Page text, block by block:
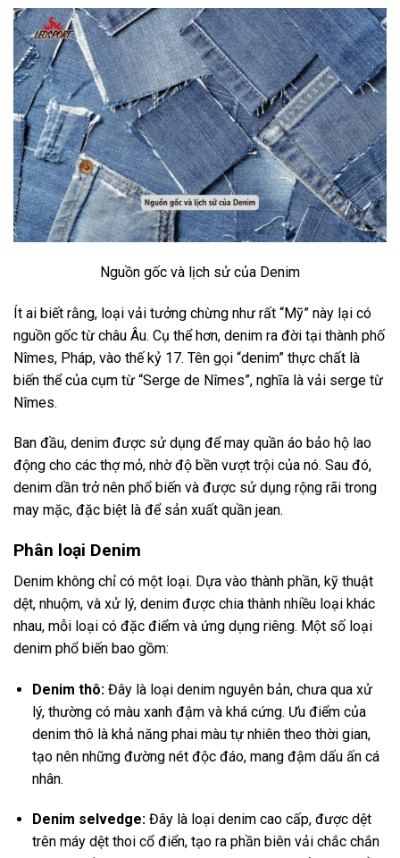
Nguồn gốc và lịch sử của Denim
Ít ai biết rằng, loại vải tưởng chừng như rất “Mỹ” này lại có
nguồn gốc từ châu Âu. Cụ thể hơn, denim ra đời tại thành phố
Nîmes, Pháp, vào thế kỷ 17. Tên gọi “denim” thực chất là
biến thể của cụm từ “Serge de Nîmes”, nghĩa là vải serge từ
Nîmes.
Ban đầu, denim được sử dụng để may quần áo bảo hộ lao
động cho các thợ mỏ, nhờ độ bền vượt trội của nó. Sau đó,
denim dần trở nên phổ biến và được sử dụng rộng rãi trong
may mặc, đặc biệt là để sản xuất quần jean.
Phân loại Denim
Denim không chỉ có một loại. Dựa vào thành phần, kỹ thuật
dệt, nhuộm, và xử lý, denim được chia thành nhiều loại khác
nhau, mỗi loại có đặc điểm và ứng dụng riêng. Một số loại
denim phổ biến bao gồm:
Denim thô:Đây là loại denim nguyên bản, chưa qua xử
lý, thường có màu xanh đậm và khá cứng. Ưu điểm của
denim thô là khả năng phai màu tự nhiên theo thời gian,
tạo nên những đường nét độc đáo, mang đậm dấu ấn cá
nhân.
Denim selvedge:Đây là loại denim cao cấp, được dệt
trên máy dệt thoi cổ điển, tạo ra phần biên vải chắc chắn